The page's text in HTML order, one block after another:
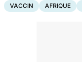
VACCIN AFRIQUE